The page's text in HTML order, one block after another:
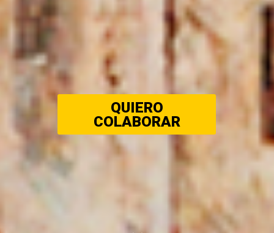
QUIERO
COLABORAR